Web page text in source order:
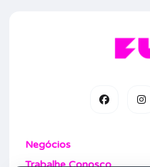
Negócios
Trabalhe Conosco